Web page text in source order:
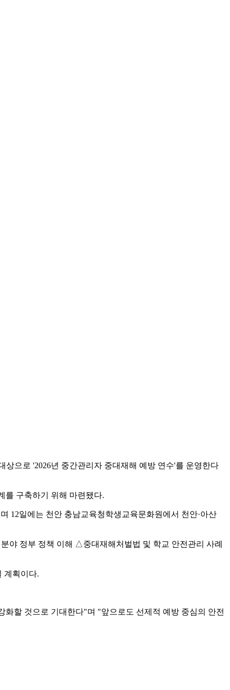
상으로 '2026년 중간관리자 중대재해 예방 연수'를 운영한다
를 구축하기 위해 마련됐다.
12일에는 천안 충남교육청학생교육문화원에서 천안·아산
야 정부 정책 이해 △중대재해처벌법 및 학교 안전관리 사례
계획이다.
할 것으로 기대한다"며 "앞으로도 선제적 예방 중심의 안전